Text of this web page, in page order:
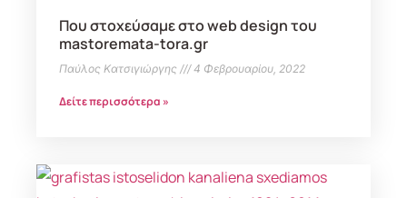
Που στοχεύσαμε στο web design του
mastoremata-tora.gr
Παύλος Κατσιγιώργης 4 Φεβρουαρίου, 2022
Δείτε περισσότερα »